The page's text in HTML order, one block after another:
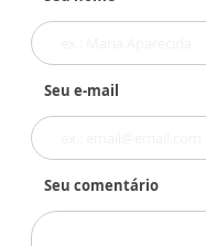
Seu e-mail
Seu comentário